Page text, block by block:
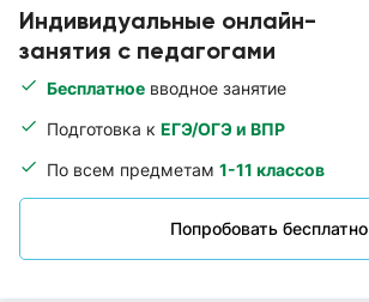
Индивидуальные онлайн-
занятия с педагогами
Бесплатное вводное занятие
Подготовка к ЕГЭ/ОГЭ и ВПР
По всем предметам 1-11 классов
Попробовать бесплатно